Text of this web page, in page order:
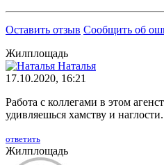
Оставить отзыв Сообщить об
Жилплощадь
Наталья
17.10.2020, 16:21
Работа с коллегами в этом
удивляешься хамству и наглости.
ответить
Жилплощадь